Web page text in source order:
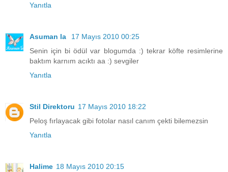
Yanıtla
Asuman la
17 Mayıs 2010 00:25
Senin için bi ödül var blogumda :) tekrar köfte resimlerine
baktım karnım acıktı aa :) sevgiler
Yanıtla
Stil Direktoru 17 Mayıs 2010 18:22
Peloş fırlayacak gibi fotolar nasıl canım çekti bilemezsin
Yanıtla
Halime 18 Mayıs 2010 20:15